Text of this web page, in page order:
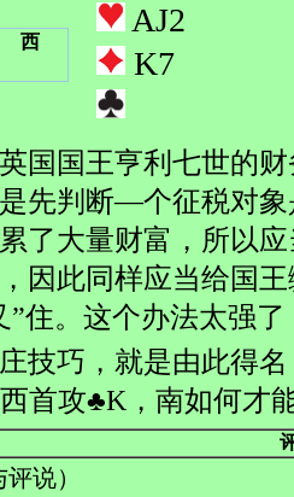
西
AJ2
K7
国国王亨利七世的
先判断—个征税对
了大量财富，所以
因此同样应当给国
”住。这个办法太强
技巧，就是由此得
首攻♣K，南如何才
说）